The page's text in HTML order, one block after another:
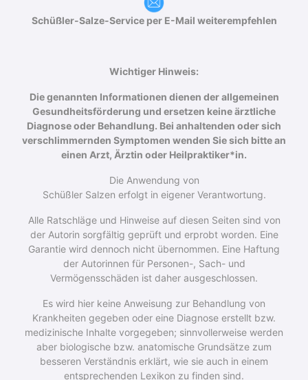
Schüßler-Salze-Service per E-Mail weiterempfehlen
Wichtiger Hinweis:
Die genannten Informationen dienen der allgemeinen
Gesundheitsförderung und ersetzen keine ärztliche
Diagnose oder Behandlung. Bei anhaltenden oder sich
verschlimmernden Symptomen wenden Sie sich bitte an
einen Arzt, Ärztin oder Heilpraktiker*in.
Die Anwendung von
Schüßler Salzen erfolgt in eigener Verantwortung.
Alle Ratschläge und Hinweise auf diesen Seiten sind von
der Autorin sorgfältig geprüft und erprobt worden. Eine
Garantie wird dennoch nicht über­nommen. Eine Haftung
der Autorinnen für Personen-, Sach- und
Vermögensschäden ist daher ausgeschlossen.
Es wird hier keine Anweisung zur Behandlung von
Krankheiten gegeben oder eine Diagnose erstellt bzw.
medizinische Inhalte vorgegeben; sinnvollerweise werden
aber biologische bzw. anatomische Grundsätze zum
besseren Verständnis erklärt, wie sie auch in einem
entsprechenden Lexikon zu finden sind.